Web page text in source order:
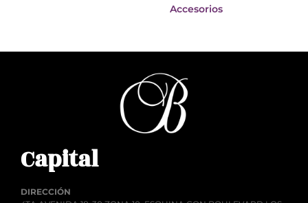
Accesorios
Capital
DIRECCIÓN